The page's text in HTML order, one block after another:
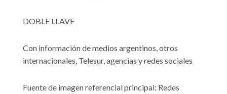
DOBLE LLAVE
Con información de medios argentinos, otros
internacionales, Telesur, agencias y redes sociales
Fuente de imagen referencial principal: Redes